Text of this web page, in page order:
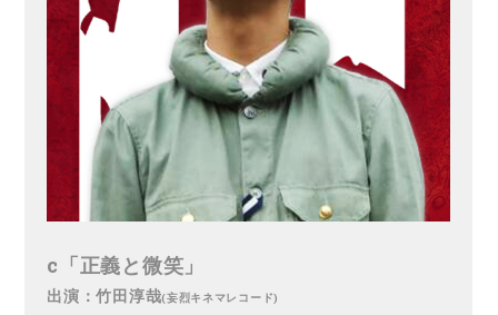
c「正義と微笑」
出演：竹田淳哉(妄烈キネマレコード)